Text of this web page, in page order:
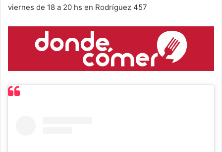
viernes de 18 a 20 hs en Rodríguez 457